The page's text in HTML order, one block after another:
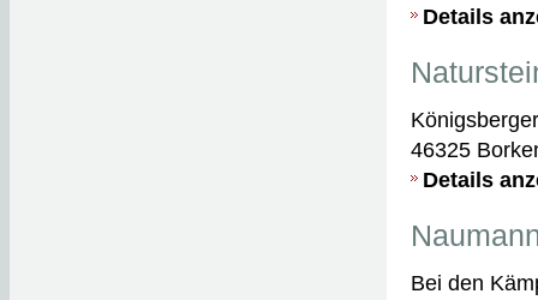
Details
46325
Details
Bei den